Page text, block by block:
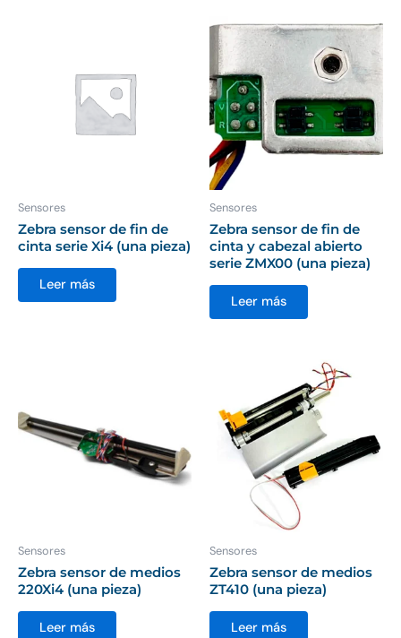
Sensores
Zebra sensor de fin de
cinta serie Xi4 (una pieza)
Leer más
Sensores
Zebra sensor de fin de
cinta y cabezal abierto
serie ZMX00 (una pieza)
Leer más
Sensores
Zebra sensor de medios
220Xi4 (una pieza)
Leer más
Sensores
Zebra sensor de medios
ZT410 (una pieza)
Leer más